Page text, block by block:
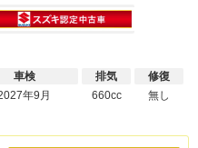
車検
年9月
排気
660cc
修復
無し